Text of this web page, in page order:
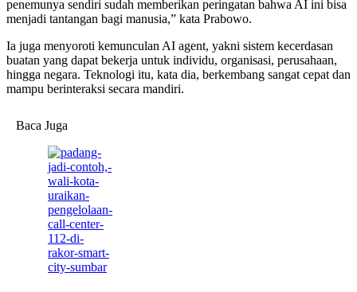
penemunya sendiri sudah memberikan peringatan bahwa AI ini bisa
menjadi tantangan bagi manusia,” kata Prabowo.
Ia juga menyoroti kemunculan AI agent, yakni sistem kecerdasan
buatan yang dapat bekerja untuk individu, organisasi, perusahaan,
hingga negara. Teknologi itu, kata dia, berkembang sangat cepat dan
mampu berinteraksi secara mandiri.
Baca Juga